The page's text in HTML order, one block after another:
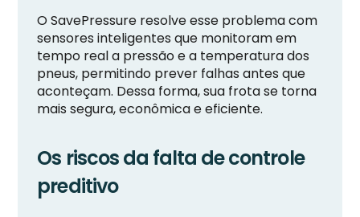
O SavePressure resolve esse problema com
sensores inteligentes que monitoram em
tempo real a pressão e a temperatura dos
pneus, permitindo prever falhas antes que
aconteçam. Dessa forma, sua frota se torna
mais segura, econômica e eficiente.
Os riscos da falta de controle
preditivo